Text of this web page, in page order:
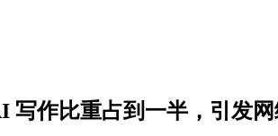
写作比重占到一半，引发